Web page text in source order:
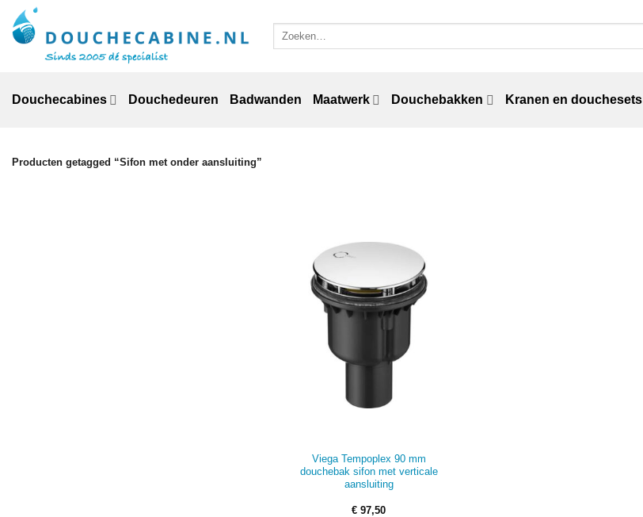
naar
inhoud
Zoeken
Douchecabines Douchedeuren Badwanden Maatwerk Douchebakken Kranen en douchesets
Producten getagged “Sifon met onder aansluiting”
Viega Tempoplex 90 mm
douchebak sifon met verticale
aansluiting
€ 97,50